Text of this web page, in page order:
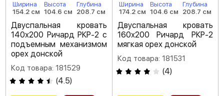
Ширина
154.2 см
Высота
104.6 см
Глубина
208.7 см
Двуспальная кровать
140х200 Ричард РКР-2 с
подъемным механизмом
орех донской
Код товара: 181529
(4.5)
Ширина
174.2 см
Высота
104.6 см
Глубина
208.7 см
Двуспальная кровать
160х200 Ричард РКР-2
мягкая орех донской
Код товара: 181531
(4)